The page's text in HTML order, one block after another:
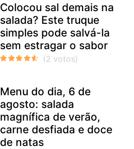
Colocou sal demais na
salada? Este truque
simples pode salvá-la
sem estragar o sabor
Menu do dia, 6 de
agosto: salada
magnífica de verão,
carne desfiada e doce
de natas